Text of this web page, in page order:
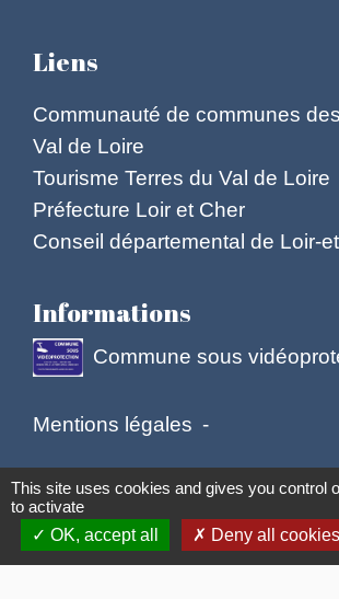
Liens
Communauté de communes
Val de Loire
Tourisme Terres du Val de Loire
Préfecture Loir et Cher
Conseil départemental de Loir-
Informations
Commune sous
Mentions légales -
Politique de confidentialité -
Plan du site - Gestion des
This site uses cookies and gives you control
to activate
OK, accept all
Deny all cookies